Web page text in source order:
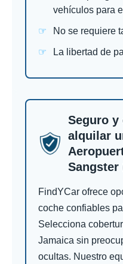
vehículos para
No se requiere
La libertad de
Seguro y
alquilar
Sangster
FindYCar ofrece
coche confiables
Selecciona
Jamaica sin
ocultas. Nuestro